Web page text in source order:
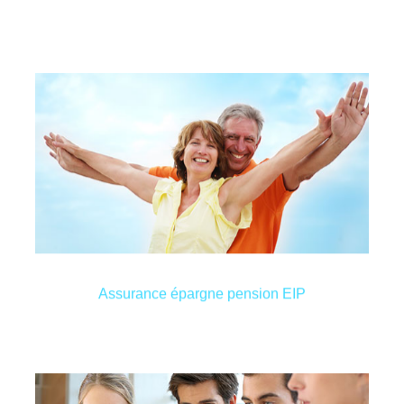
Assurance épargne pension EIP
Cette assurance vous permet de profiter des
bénéfices de votre société pour les transférer
légalement dans votre patrimoine personnel.
L’épargne pension EIP est dédiée aux chefs
d’entreprises désireux de réduire le chiffre d’affaires
imposable de leur société en profitant d’une
réduction fiscale et d’un bel avantage financier pour
leur retraite.